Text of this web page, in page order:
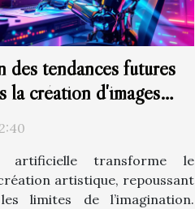
des tendances futures
la création d'images
artificielle transforme le
artistique, repoussant
limites de l’imagination.